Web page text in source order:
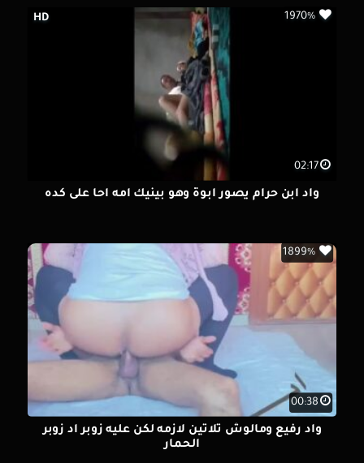
02:17
HD 1970%
واد ابن حرام يصور ابوة وهو بينيك امه احا على كده
00:38
1899%
واد رفيع ومالوش تلاتين لازمه لكن عليه زوبر اد زوبر
الحمار